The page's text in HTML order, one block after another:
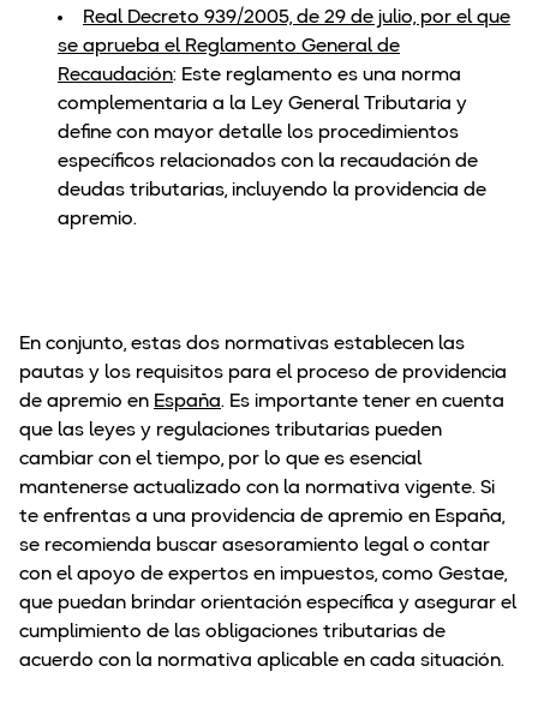
Real Decreto 939/2005, de 29 de julio, por el que
se aprueba el Reglamento General de
Recaudación: Este reglamento es una norma
complementaria a la Ley General Tributaria y
define con mayor detalle los procedimientos
específicos relacionados con la recaudación de
deudas tributarias, incluyendo la providencia de
apremio.
En conjunto, estas dos normativas establecen las
pautas y los requisitos para el proceso de providencia
de apremio en España. Es importante tener en cuenta
que las leyes y regulaciones tributarias pueden
cambiar con el tiempo, por lo que es esencial
mantenerse actualizado con la normativa vigente. Si
te enfrentas a una providencia de apremio en España,
se recomienda buscar asesoramiento legal o contar
con el apoyo de expertos en impuestos, como Gestae,
que puedan brindar orientación específica y asegurar el
cumplimiento de las obligaciones tributarias de
acuerdo con la normativa aplicable en cada situación.